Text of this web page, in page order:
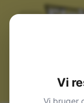
Vi
Vi bruger